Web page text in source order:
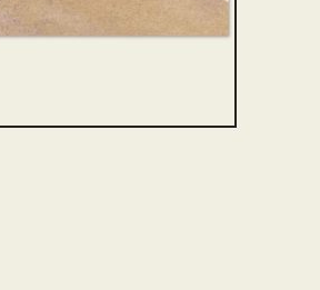
Stefan Sundström